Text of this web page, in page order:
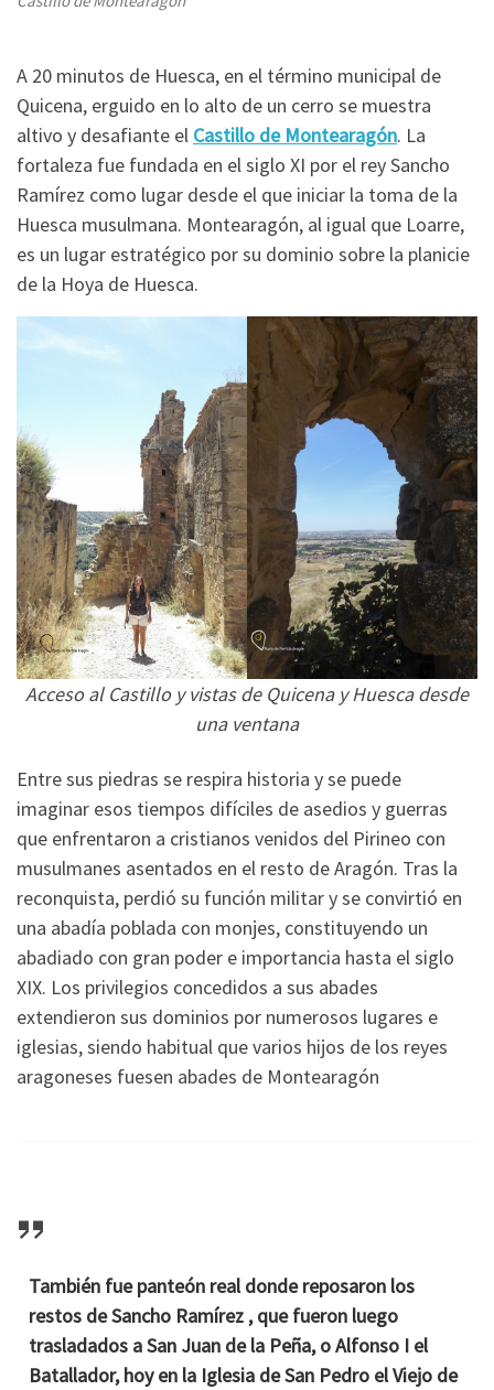
A 20 minutos de Huesca, en el término municipal de
Quicena, erguido en lo alto de un cerro se muestra
altivo y desafiante el Castillo de Montearagón. La
fortaleza fue fundada en el siglo XI por el rey Sancho
Ramírez como lugar desde el que iniciar la toma de la
Huesca musulmana. Montearagón, al igual que Loarre,
es un lugar estratégico por su dominio sobre la planicie
de la Hoya de Huesca.
Acceso al Castillo y vistas de Quicena y Huesca desde
una ventana
Entre sus piedras se respira historia y se puede
imaginar esos tiempos difíciles de asedios y guerras
que enfrentaron a cristianos venidos del Pirineo con
musulmanes asentados en el resto de Aragón. Tras la
reconquista, perdió su función militar y se convirtió en
una abadía poblada con monjes, constituyendo un
abadiado con gran poder e importancia hasta el siglo
XIX. Los privilegios concedidos a sus abades
extendieron sus dominios por numerosos lugares e
iglesias, siendo habitual que varios hijos de los reyes
aragoneses fuesen abades de Montearagón
También fue panteón real donde reposaron los
restos de Sancho Ramírez , que fueron luego
trasladados a San Juan de la Peña, o Alfonso I el
Batallador, hoy en la Iglesia de San Pedro el Viejo de